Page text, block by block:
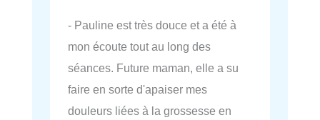
- Pauline est très douce et a été à
mon écoute tout au long des
séances. Future maman, elle a su
faire en sorte d'apaiser mes
douleurs liées à la grossesse en